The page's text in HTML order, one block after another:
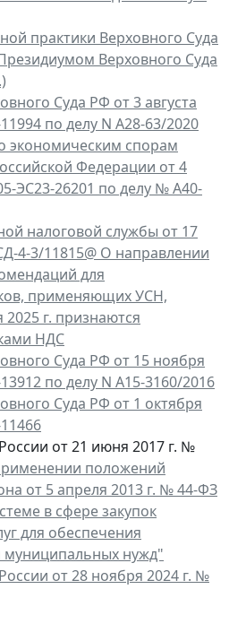
практики Верховного Суда
Верховного Суда
Суда РФ от 3 августа
по делу N А28-63/2020
экономическим спорам
Федерации от 4
ЭС23-26201 по делу № А40-
налоговой службы от 17
4-3/11815@ О направлении
для
применяющих УСН,
г. признаются
НДС
Суда РФ от 15 ноября
по делу N А15-3160/2016
Суда РФ от 1 октября
от 21 июня 2017 г. №
положений
от 5 апреля 2013 г. № 44-ФЗ
в сфере закупок
для обеспечения
муниципальных нужд"
от 28 ноября 2024 г. №